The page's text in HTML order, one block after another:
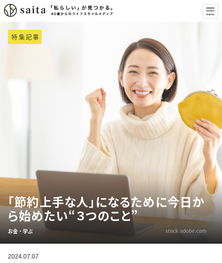
特集記事
「節約上手な人」になるために今日か
ら始めたい“３つのこと”
お金・学ぶ stock.adobe.com
2024.07.07